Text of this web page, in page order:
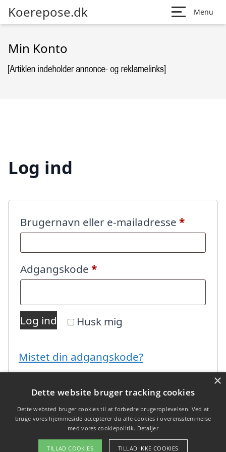
Koerepose.dk Menu
Min Konto
Log ind
Brugernavn eller e-mailadresse *
Adgangskode *Påkrævet
Husk mig
Log ind
Mistet din adgangskode?
Copyright 2026 - Pilanto Aps
×
Dette website bruger tracking cookies
Dette websted bruger cookies til at forbedre brugeroplevelsen. Ved at
bruge vores hjemmeside accepterer du alle cookies i overensstemmelse
med vores cookiepolitik. Detaljer
TILLAD COOKIES TILLAD IKKE COOKIES